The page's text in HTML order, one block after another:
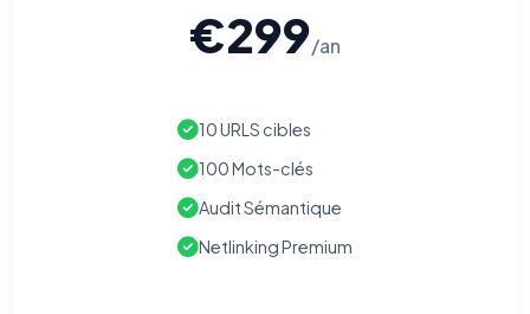
€299/an
10 URLS cibles
100 Mots-clés
Audit Sémantique
Netlinking Premium